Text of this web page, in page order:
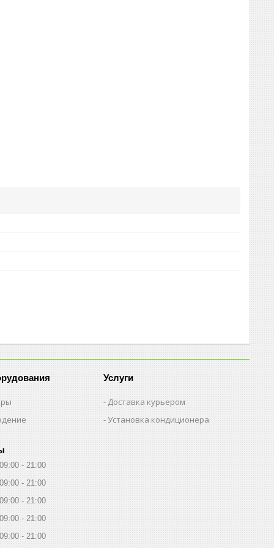
Услуги
Доставка курьером
Установка кондиционера
09:00
21:00
09:00
21:00
09:00
21:00
09:00
21:00
09:00 21:00